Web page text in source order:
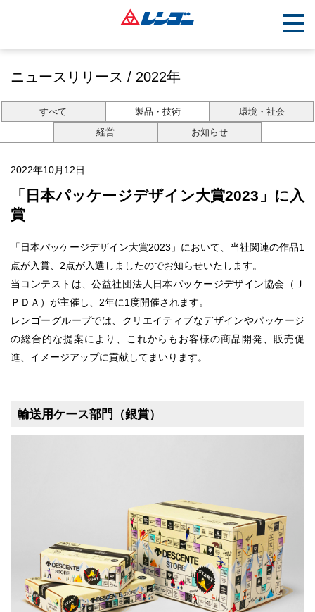
ニュースリリース / 2022年
すべて 製品・技術
環境・社会
経営
お知らせ
2022年10月12日
「日本パッケージデザイン大賞2023」に入
賞
「日本パッケージデザイン大賞2023」において、当社関連の作品1
点が入賞、2点が入選しましたのでお知らせいたします。
当コンテストは、公益社団法人日本パッケージデザイン協会（Ｊ
ＰＤＡ）が主催し、2年に1度開催されます。
レンゴーグループでは、クリエイティブなデザインやパッケージ
の総合的な提案により、これからもお客様の商品開発、販売促
進、イメージアップに貢献してまいります。
輸送用ケース部門（銀賞）